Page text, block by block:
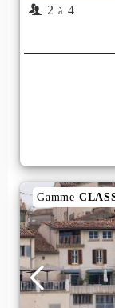
2 à 4
Gamme